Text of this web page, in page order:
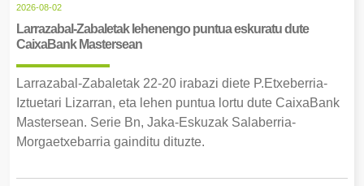
2026-08-02
Larrazabal-Zabaletak lehenengo puntua eskuratu dute
CaixaBank Mastersean
Larrazabal-Zabaletak 22-20 irabazi diete P.Etxeberria-
Iztuetari Lizarran, eta lehen puntua lortu dute CaixaBank
Mastersean. Serie Bn, Jaka-Eskuzak Salaberria-
Morgaetxebarria gainditu dituzte.